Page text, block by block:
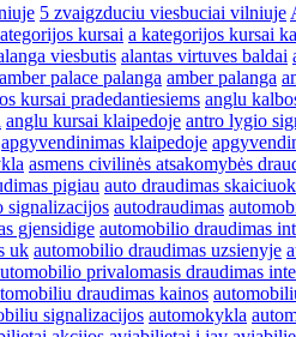
5 zvaigzduciu viesbuciai vilniuje
kursai a kategorijos kursai
viesbutis alantas virtuves baldai
amber palace palanga amber palanga
kursai pradedantiesiems anglu
anglu kursai klaipedoje antro lygio
apgyvendinimas klaipedoje
asmens civilinės atsakomybės
pigiau auto draudimas
signalizacijos autodraudimas
gjensidige automobilio draudimas
uk automobilio draudimas uzsienyje
privalomasis draudimas
draudimas kainos
signalizacijos automokykla